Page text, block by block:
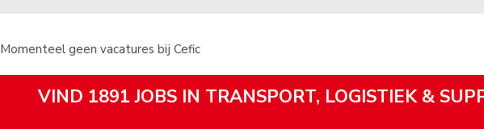
Momenteel geen vacatures bij Cefic
VIND 1891 JOBS IN TRANSPORT, LOGISTIEK &